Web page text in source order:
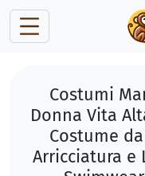
Costumi
Donna Vita
Costume
Arricciatura e